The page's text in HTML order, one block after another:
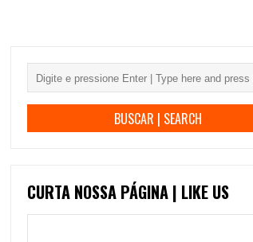
CURTA NOSSA PÁGINA | LIKE US